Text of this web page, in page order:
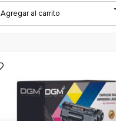
Agregar al carrito